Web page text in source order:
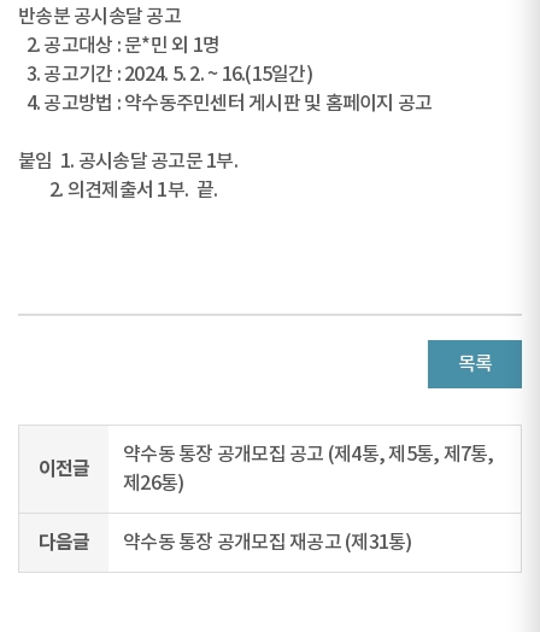
반송분 공시송달 공고
2. 공고대상 : 문*민 외 1명
3. 공고기간 : 2024. 5. 2. ~ 16.(15일간)
4. 공고방법 : 약수동주민센터 게시판 및 홈페이지 공고
붙임 1. 공시송달 공고문 1부.
2. 의견제출서 1부. 끝.
목록
이전글
약수동 통장 공개모집 공고 (제4통, 제5통, 제7통,
제26통)
다음글 약수동 통장 공개모집 재공고 (제31통)